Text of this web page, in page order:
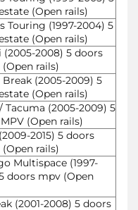
(Open rails)
Touring (1997-2004) 5
(Open rails)
(2005-2008) 5 doors
rails)
Break (2005-2009) 5
(Open rails)
Tacuma (2005-2009) 5
(Open rails)
2015) 5 doors
rails)
Multispace (1997-
doors mpv (Open
(2001-2008) 5 doors